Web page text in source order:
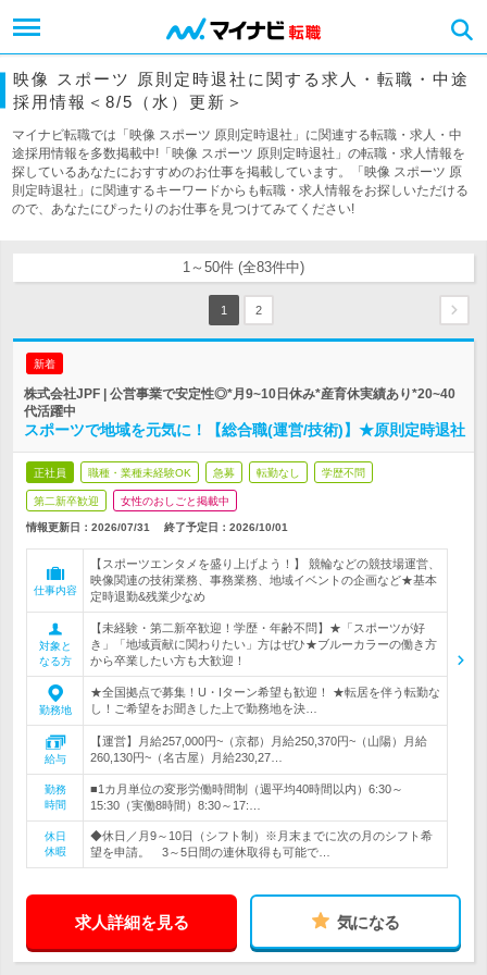
映像 スポーツ 原則定時退社に関する求人・転職・中途
採用情報＜8/5（水）更新＞
マイナビ転職では「映像 スポーツ 原則定時退社」に関連する転職・求人・中
途採用情報を多数掲載中!「映像 スポーツ 原則定時退社」の転職・求人情報を
探しているあなたにおすすめのお仕事を掲載しています。「映像 スポーツ 原
則定時退社」に関連するキーワードからも転職・求人情報をお探しいただける
ので、あなたにぴったりのお仕事を見つけてみてください!
1～50件 (全83件中)
1 2
新着
株式会社JPF | 公営事業で安定性◎*月9~10日休み*産育休実績あり*20~40
代活躍中
スポーツで地域を元気に！【総合職(運営/技術)】★原則定時退社
正社員 職種・業種未経験OK 急募 転勤なし 学歴不問
第二新卒歓迎 女性のおしごと掲載中
情報更新日：2026/07/31 終了予定日： 2026/10/01
仕事内容
【スポーツエンタメを盛り上げよう！】 競輪などの競技場運営、
映像関連の技術業務、事務業務、地域イベントの企画など★基本
定時退勤&残業少なめ
対象と
なる方
【未経験・第二新卒歓迎！学歴・年齢不問】★「スポーツが好
き」「地域貢献に関わりたい」方はぜひ★ブルーカラーの働き方
から卒業したい方も大歓迎！
勤務地
★全国拠点で募集！U・Iターン希望も歓迎！ ★転居を伴う転勤な
し！ご希望をお聞きした上で勤務地を決…
給与
【運営】月給257,000円~（京都）月給250,370円~（山陽）月給
260,130円~（名古屋）月給230,27…
勤務
時間
■1カ月単位の変形労働時間制（週平均40時間以内）6:30～
15:30（実働8時間）8:30～17:…
休日
休暇
◆休日／月9～10日（シフト制）※月末までに次の月のシフト希
望を申請。 3～5日間の連休取得も可能で…
求人詳細を見る 気になる